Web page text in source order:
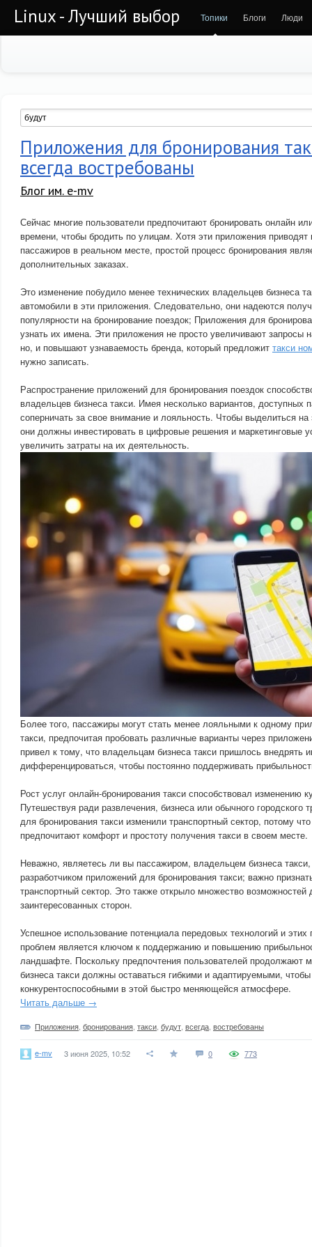
Linux - Лучший выбор Топики Блоги Люди
Приложения для бронирования
всегда востребованы
Блог им. e-mv
Сейчас многие пользователи предпочитают бронировать онлайн
времени, чтобы бродить по улицам. Хотя эти приложения
пассажиров в реальном месте, простой процесс бронирования
дополнительных заказах.
Это изменение побудило менее технических владельцев бизнеса
автомобили в эти приложения. Следовательно, они надеются
популярности на бронирование поездок; Приложения для
узнать их имена. Эти приложения не просто увеличивают запросы
но, и повышают узнаваемость бренда, который предложит такси
нужно записать.
Распространение приложений для бронирования поездок
владельцев бизнеса такси. Имея несколько вариантов,
соперничать за свое внимание и лояльность. Чтобы выделиться
они должны инвестировать в цифровые решения и маркетинговые
увеличить затраты на их деятельность.
Более того, пассажиры могут стать менее лояльными к одному
такси, предпочитая пробовать различные варианты через
привел к тому, что владельцам бизнеса такси пришлось внедрять
дифференцироваться, чтобы постоянно поддерживать
Рост услуг онлайн-бронирования такси способствовал изменению
Путешествуя ради развлечения, бизнеса или обычного городского
для бронирования такси изменили транспортный сектор, потому
предпочитают комфорт и простоту получения такси в своем месте.
Неважно, являетесь ли вы пассажиром, владельцем бизнеса
разработчиком приложений для бронирования такси; важно
транспортный сектор. Это также открыло множество
заинтересованных сторон.
Успешное использование потенциала передовых технологий и
проблем является ключом к поддержанию и повышению
ландшафте. Поскольку предпочтения пользователей продолжают
бизнеса такси должны оставаться гибкими и адаптируемыми, чтобы
конкурентоспособными в этой быстро меняющейся атмосфере.
Читать дальше →
Приложения бронирования такси будут всегда востребованы
e-mv 3 июня 2025, 10:52 0 773